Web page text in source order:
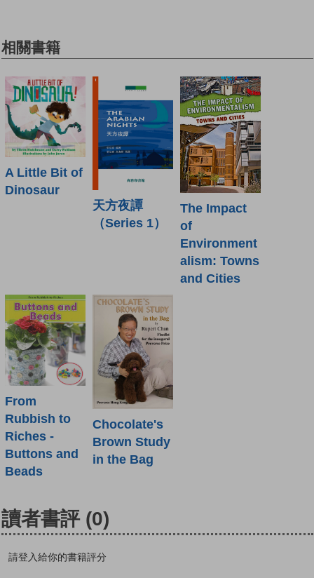
相關書籍
A Little Bit of
Dinosaur
天方夜譚
（Series 1）
The Impact
of
Environment
alism: Towns
and Cities
From
Rubbish to
Riches -
Buttons and
Beads
Chocolate's
Brown Study
in the Bag
讀者書評 (0)
請登入給你的書籍評分